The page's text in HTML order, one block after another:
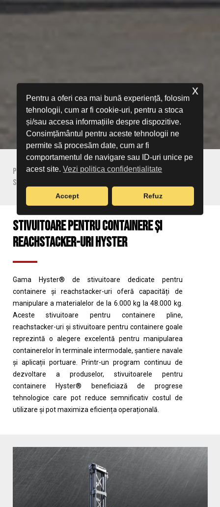
Pentru a oferi cea mai bună experiență, folosim
tehnologii, cum ar fi cookie-uri, pentru a stoca
și/sau accesa informațiile despre dispozitive.
Consimțământul pentru aceste tehnologii ne
permite să procesăm date, cum ar fi
comportamentul de navigare sau ID-uri unice pe
acest site.Vezi politica confidentialitate
Accept Refuz
x
Prima pagină Hyster
Produse Hyster
Stivuitoare pentru manipulat containere
STIVUITOARE PENTRU CONTAINERE ȘI
REACHSTACKER-URI HYSTER
Gama Hyster® de stivuitoare dedicate pentru
containere și reachstacker-uri oferă capacități de
manipulare a materialelor de la 6.000 kg la 48.000 kg.
Aceste stivuitoare pentru containere pline,
reachstacker-uri și stivuitoare pentru containere goale
reprezintă o alegere excelentă pentru manipularea
containerelor în terminale intermodale, șantiere navale
și aplicații portuare. Printr-un program continuu de
dezvoltare a produselor, stivuitoarele pentru
containere Hyster® beneficiază de progrese
tehnologice care pot reduce semnificativ costul de
utilizare și pot maximiza eficiența operațională.